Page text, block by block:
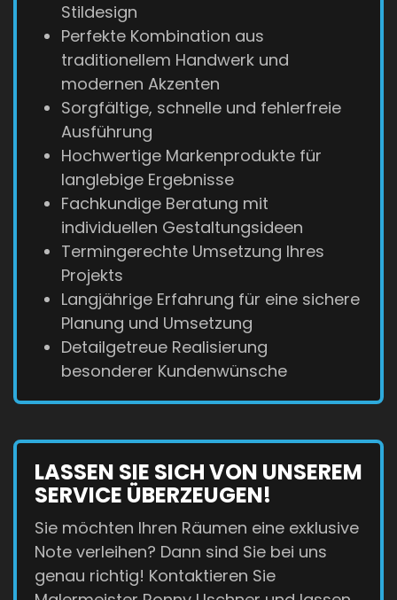
Stildesign
Perfekte Kombination aus
traditionellem Handwerk und
modernen Akzenten
Sorgfältige, schnelle und fehlerfreie
Ausführung
Hochwertige Markenprodukte für
langlebige Ergebnisse
Fachkundige Beratung mit
individuellen Gestaltungsideen
Termingerechte Umsetzung Ihres
Projekts
Langjährige Erfahrung für eine sichere
Planung und Umsetzung
Detailgetreue Realisierung
besonderer Kundenwünsche
LASSEN SIE SICH VON UNSEREM
SERVICE ÜBERZEUGEN!
Sie möchten Ihren Räumen eine exklusive
Note verleihen? Dann sind Sie bei uns
genau richtig! Kontaktieren Sie